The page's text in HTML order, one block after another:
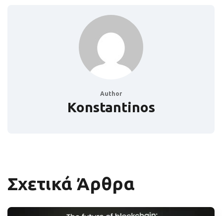
Author
Konstantinos
Σχετικά Άρθρα